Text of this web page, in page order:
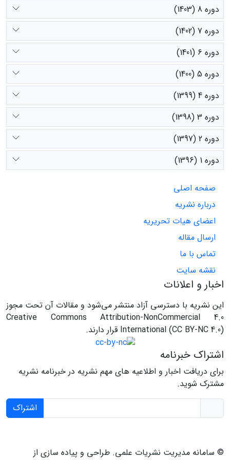
دوره 8 (1403)
دوره 7 (1402)
دوره 6 (1401)
دوره 5 (1400)
دوره 4 (1399)
دوره 3 (1398)
دوره 2 (1397)
دوره 1 (1396)
صفحه اصلی
درباره نشریه
اعضای هیات تحریریه
ارسال مقاله
تماس با ما
نقشه سایت
اخبار و اعلانات
این نشریه با دسترسی آزاد منتشر می‌شود و مقالات آن تحت مجوز
Creative Commons Attribution-NonCommercial 4.0
International (CC BY-NC 4.0) قرار دارند.
اشتراک خبرنامه
برای دریافت اخبار و اطلاعیه های مهم نشریه در خبرنامه نشریه
مشترک شوید.
اشتراک
© سامانه مدیریت نشریات علمی. طراحی و پیاده سازی از